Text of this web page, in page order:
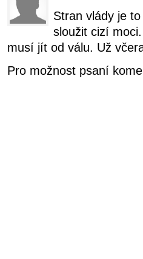
Stran vlády je
sloužit cizí
musí jít od válu. Už
Pro možnost psaní